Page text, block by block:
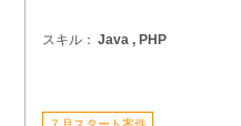
スキル： Java , PHP